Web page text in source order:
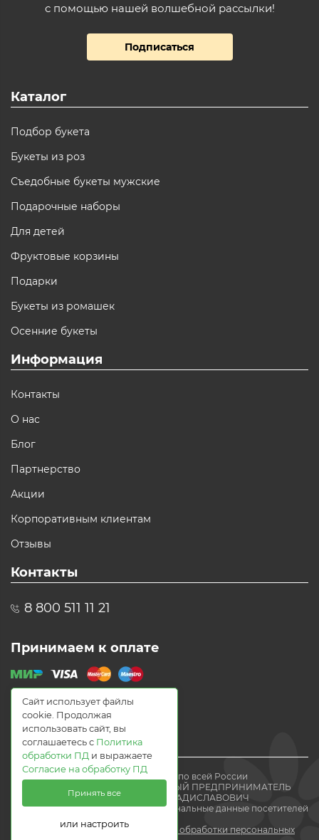
с помощью нашей волшебной рассылки!
Подписаться
Каталог
Подбор букета
Букеты из роз
Съедобные букеты мужские
Подарочные наборы
Для детей
Фруктовые корзины
Подарки
Букеты из ромашек
Осенние букеты
Информация
Контакты
О нас
Блог
Партнерство
Акции
Корпоративным клиентам
Отзывы
Контакты
8 800 511 11 21
Принимаем к оплате
© 2021 Доставка цветов по всей России
Flomania24.ru ИНДИВИДУАЛЬНЫЙ ПРЕДПРИНИМАТЕЛЬ
ВОЛЕВАЧ ЕВГЕНИЙ ВЛАДИСЛАВОВИЧ
Мы получаем и обрабатываем персональные данные посетителей
сайта в соответствии сполитикой обработки персональных
Сайт использует файлы
cookie. Продолжая
использовать сайт, вы
соглашаетесь с Политика
обработки ПД и выражаете
Согласие на обработку ПД
Принять все
или настроить